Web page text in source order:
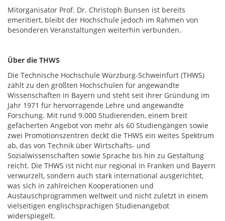
Mitorganisator Prof. Dr. Christoph Bunsen ist bereits
emeritiert, bleibt der Hochschule jedoch im Rahmen von
besonderen Veranstaltungen weiterhin verbunden.
Über die THWS
Die Technische Hochschule Würzburg-Schweinfurt (THWS)
zählt zu den größten Hochschulen für angewandte
Wissenschaften in Bayern und steht seit ihrer Gründung im
Jahr 1971 für hervorragende Lehre und angewandte
Forschung. Mit rund 9.000 Studierenden, einem breit
gefächerten Angebot von mehr als 60 Studiengängen sowie
zwei Promotionszentren deckt die THWS ein weites Spektrum
ab, das von Technik über Wirtschafts- und
Sozialwissenschaften sowie Sprache bis hin zu Gestaltung
reicht. Die THWS ist nicht nur regional in Franken und Bayern
verwurzelt, sondern auch stark international ausgerichtet,
was sich in zahlreichen Kooperationen und
Austauschprogrammen weltweit und nicht zuletzt in einem
vielseitigen englischsprachigen Studienangebot
widerspiegelt.